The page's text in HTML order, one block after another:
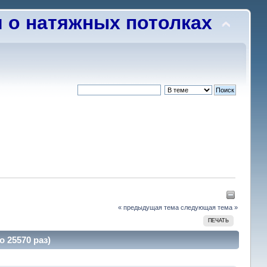
натяжных потолках
« предыдущая тема следующая тема »
ПЕЧАТЬ
25570 раз)